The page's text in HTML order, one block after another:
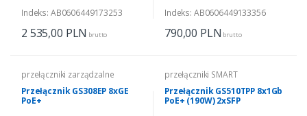
Indeks: AB0606449173253
2 535,00 PLN brutto
Indeks: AB0606449133356
790,00 PLN brutto
przełączniki zarządzalne
Przełącznik GS308EP 8xGE
PoE+
przełączniki SMART
Przełącznik GS510TPP 8x1Gb
PoE+ (190W) 2xSFP